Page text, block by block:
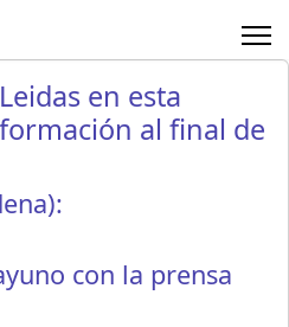
en esta
al final de
con la prensa